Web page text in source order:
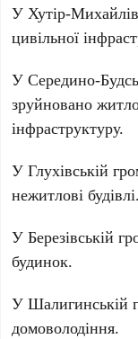
У Хутір-
цивільної
У Середино-
зруйновано
інфраструктуру.
У Глухівській
нежитлові будівлі.
У Березівській
будинок.
У Шалигинській
домоволодіння.